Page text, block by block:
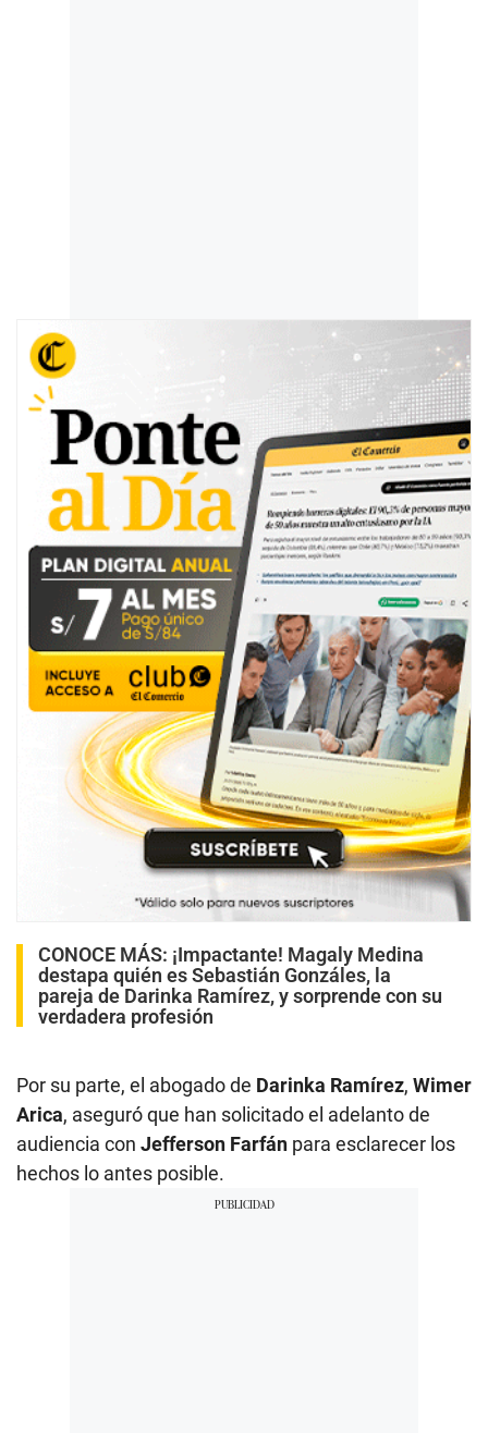
CONOCE MÁS: ¡Impactante! Magaly Medina
destapa quién es Sebastián Gonzáles, la
pareja de Darinka Ramírez, y sorprende con su
verdadera profesión
Por su parte, el abogado de Darinka Ramírez, Wimer
Arica, aseguró que han solicitado el adelanto de
audiencia con Jefferson Farfán para esclarecer los
hechos lo antes posible.